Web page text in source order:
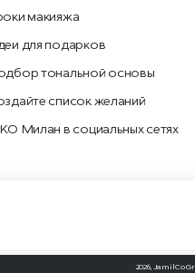
макияжа
для подарков
тональной основы
список желаний
Милан в социальных сетях
2026, JamilCo